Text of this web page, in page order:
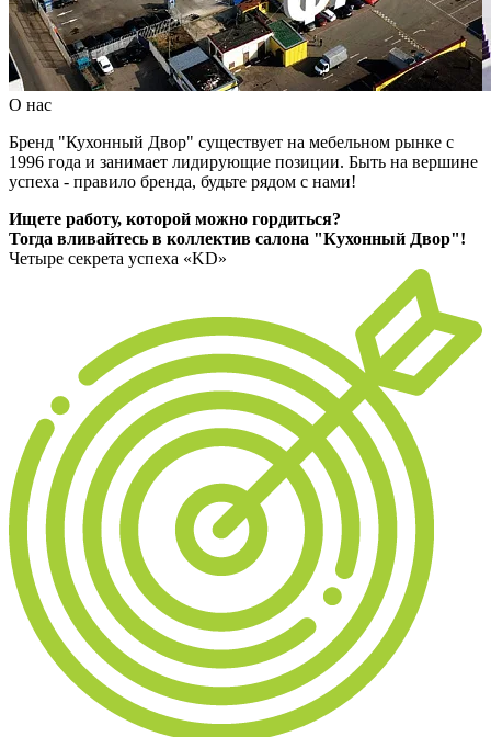
О нас
Бренд "Кухонный Двор" существует на мебельном рынке с
1996 года и занимает лидирующие позиции. Быть на вершине
успеха - правило бренда, будьте рядом с нами!
Ищете работу, которой можно гордиться?
Тогда вливайтесь в коллектив салона "Кухонный Двор"!
Четыре секрета успеха «KD»